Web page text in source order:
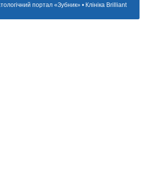
портал «Зубник» • Клініка Brilliant